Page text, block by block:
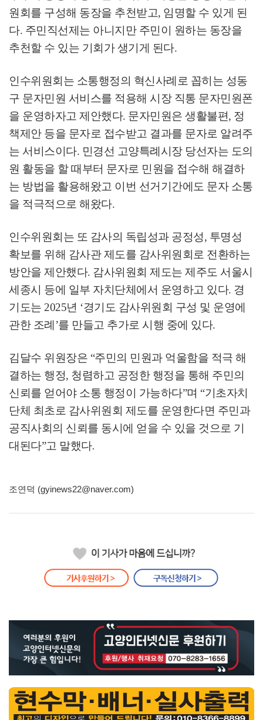
원회를 구성해 동장을 추천받고, 임명할 수 있게 된
다. 주민직선제는 아니지만 주민이 원하는 동장을
추천할 수 있는 기회가 생기게 된다.
인수위원회는 소통행정의 혁신사례로 꼽히는 성동
구 문자민원 서비스를 적용해 시장 직통 문자민원폰
을 운영하자고 제안했다. 문자민원은 생활불편, 정
책제안 등을 문자로 접수받고 결과를 문자로 알려주
는 서비스이다. 민경선 고양특례시장 당선자는 도의
원 활동을 할 때부터 문자로 민원을 접수해 해결하
는 방법을 활용해왔고 이번 선거기간에도 문자 소통
을 적극적으로 해왔다.
인수위원회는 또 감사의 독립성과 공정성, 투명성
확보를 위해 감사관 제도를 감사위원회로 전환하는
방안을 제안했다. 감사위원회 제도는 제주도 서울시
세종시 등에 일부 자치단체에서 운영하고 있다. 경
기도는 2025년 ‘경기도 감사위원회 구성 및 운영에
관한 조례’를 만들고 추가로 시행 중에 있다.
김달수 위원장은 “주민의 민원과 억울함을 적극 해
결하는 행정, 청렴하고 공정한 행정을 통해 주민의
신뢰를 얻어야 소통 행정이 가능하다”며 “기초자치
단체 최초로 감사위원회 제도를 운영한다면 주민과
공직사회의 신뢰를 동시에 얻을 수 있을 것으로 기
대된다”고 말했다.
조연덕 (gyinews22@naver.com)